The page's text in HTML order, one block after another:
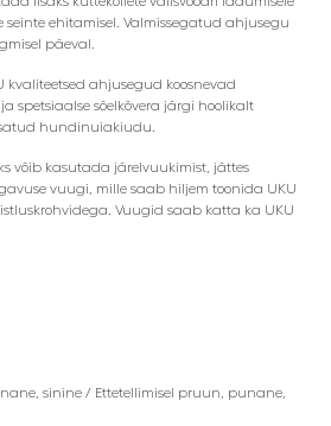
ehitamisel. Valmissegatud ahjusegu
päeval.
kvaliteetsed ahjusegud koosnevad
spetsiaalse sõelkõvera järgi hoolikalt
hundinuiakiudu.
võib kasutada järelvuukimist, jättes
vuugi, mille saab hiljem toonida UKU
Vuugid saab katta ka UKU
sinine / Ettetellimisel pruun, punane,